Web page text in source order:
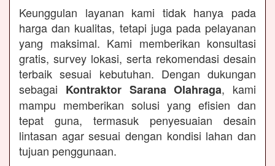
Keunggulan layanan kami tidak hanya pada
harga dan kualitas, tetapi juga pada pelayanan
yang maksimal. Kami memberikan konsultasi
gratis, survey lokasi, serta rekomendasi desain
terbaik sesuai kebutuhan. Dengan dukungan
sebagai Kontraktor Sarana Olahraga, kami
mampu memberikan solusi yang efisien dan
tepat guna, termasuk penyesuaian desain
lintasan agar sesuai dengan kondisi lahan dan
tujuan penggunaan.